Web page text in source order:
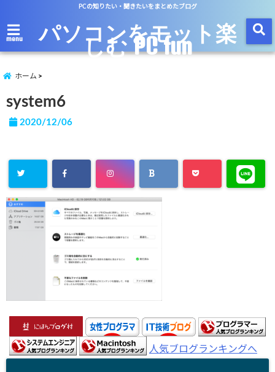
PCの知りたい・聞きたいをまとめたブログ
menu パソコンをモット楽
しむ PC fun
ホーム
system6
2020/12/06
人気ブログランキングへ